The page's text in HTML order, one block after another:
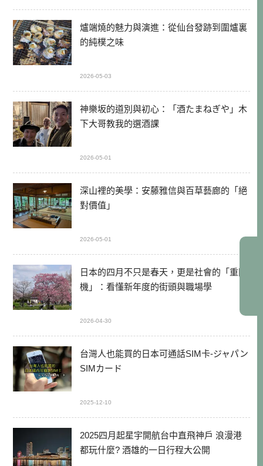
爐端燒的魅力與演進：從仙台發跡到圍爐裏
的純樸之味
2026-05-03
神樂坂的道別與初心：「酒たまねぎや」木
下大哥教我的選酒課
2026-05-01
深山裡的美學：安藤雅信與百草藝廊的「絕
對價值」
2026-05-01
日本的四月不只是春天，更是社會的「重開
機」：看懂新年度的街頭與職場學
2026-04-30
台灣人也能買的日本可通話SIM卡-ジャパン
SIMカード
2025-12-10
2025四月起星宇開航台中直飛神戶 浪漫港
都玩什麼? 酒雄的一日行程大公開